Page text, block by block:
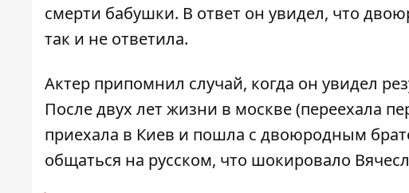
смерти бабушки. В ответ он увидел, что
так и не ответила.
Актер припомнил случай, когда он увидел
После двух лет жизни в москве (переехала
приехала в Киев и пошла с двоюродным
общаться на русском, что шокировало